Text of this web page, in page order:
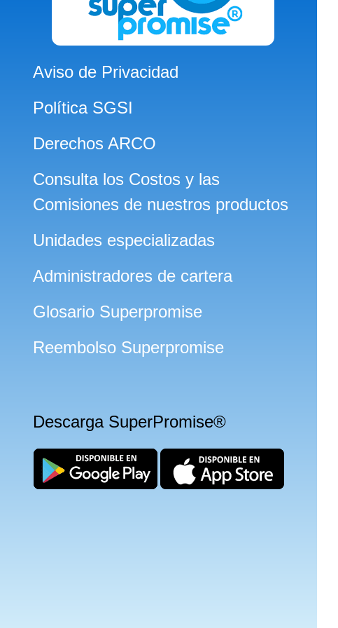
Aviso de Privacidad
Política SGSI
Derechos ARCO
Consulta los Costos y las
Comisiones de nuestros productos
Unidades especializadas
Administradores de cartera
Glosario Superpromise
Reembolso Superpromise
Descarga SuperPromise®